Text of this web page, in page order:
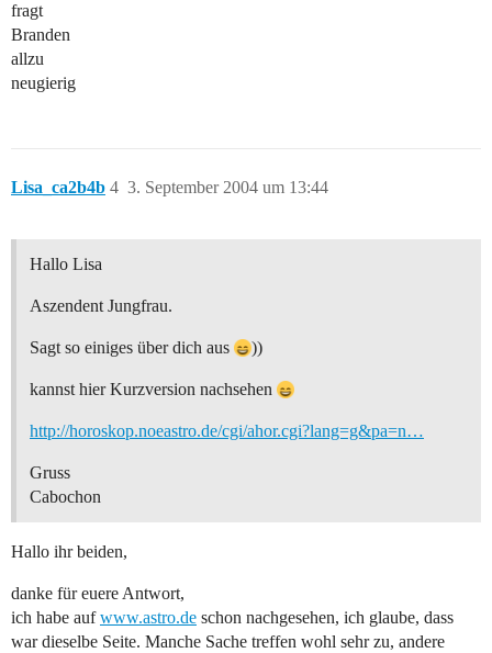
fragt
Branden
allzu
neugierig
Lisa_ca2b4b 3. September 2004 um 13:44
4
Hallo Lisa
Aszendent Jungfrau.
Sagt so einiges über dich aus ))
kannst hier Kurzversion nachsehen
http://horoskop.noeastro.de/cgi/ahor.cgi?lang=g&pa=n…
Gruss
Cabochon
Hallo ihr beiden,
danke für euere Antwort,
ich habe aufwww.astro.de schon nachgesehen, ich glaube, dass
war dieselbe Seite. Manche Sache treffen wohl sehr zu, andere